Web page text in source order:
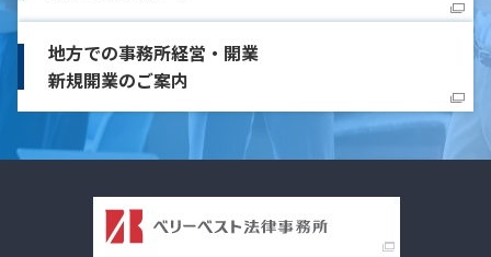
地方での事務所経営・開業
新規開業のご案内